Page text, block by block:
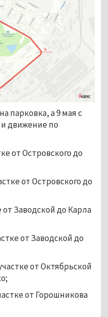
парковка, а 9 мая с
движение по
от Островского до
от Островского до
Заводской до Карла
от Заводской до
от Октябрьской
от Горошникова